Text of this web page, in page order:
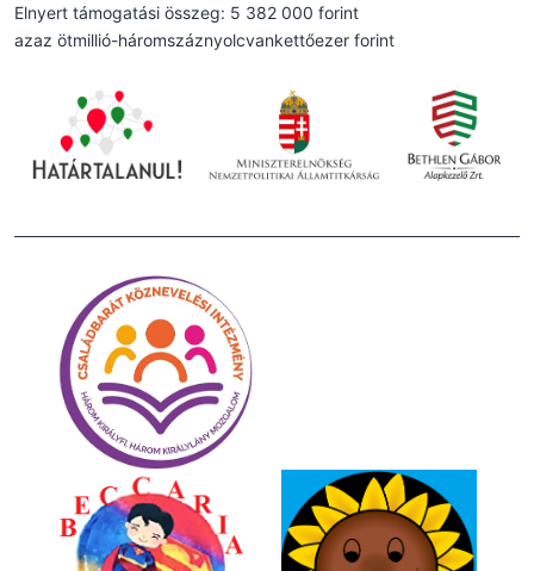
Elnyert támogatási összeg: 5 382 000 forint
azaz ötmillió-háromszáznyolcvankettőezer forint